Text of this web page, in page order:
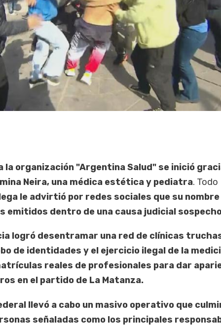
organización "Argentina Salud" se inició
Neira, una médica estética y pediatra. Todo
le advirtió por redes sociales que su nombre
emitidos dentro de una causa judicial
logró desentramar una red de clínicas
de identidades y el ejercicio ilegal de la
reales de profesionales para dar
en el partido de La Matanza.
llevó a cabo un masivo operativo que
señaladas como los principales